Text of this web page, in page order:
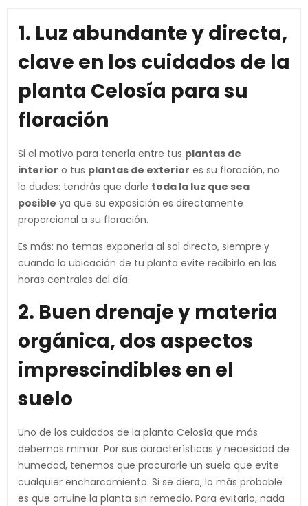
1. Luz abundante y directa,
clave en los cuidados de la
planta Celosía para su
floración
Si el motivo para tenerla entre tus plantas de
interior o tus plantas de exterior es su floración, no
lo dudes: tendrás que darle toda la luz que sea
posible ya que su exposición es directamente
proporcional a su floración.
Es más: no temas exponerla al sol directo, siempre y
cuando la ubicación de tu planta evite recibirlo en las
horas centrales del día.
2. Buen drenaje y materia
orgánica, dos aspectos
imprescindibles en el
suelo
Uno de los cuidados de la planta Celosía que más
debemos mimar. Por sus características y necesidad de
humedad, tenemos que procurarle un suelo que evite
cualquier encharcamiento. Si se diera, lo más probable
es que arruine la planta sin remedio. Para evitarlo, nada